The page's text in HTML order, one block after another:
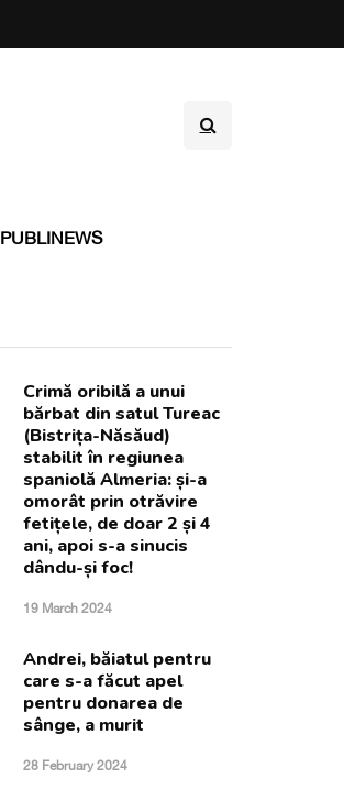
PUBLINEWS
Crimă oribilă a unui
bărbat din satul Tureac
(Bistrița-Năsăud)
stabilit în regiunea
spaniolă Almeria: și-a
omorât prin otrăvire
fetițele, de doar 2 și 4
ani, apoi s-a sinucis
dându-și foc!
19 March 2024
Andrei, băiatul pentru
care s-a făcut apel
pentru donarea de
sânge, a murit
28 February 2024